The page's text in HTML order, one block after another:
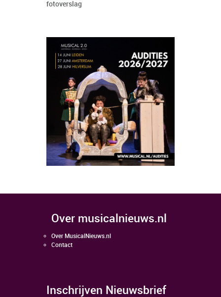
fotoverslag
over musicalnieuws.nl
Over MusicalNieuws.nl
Contact
Inschrijven Nieuwsbrief